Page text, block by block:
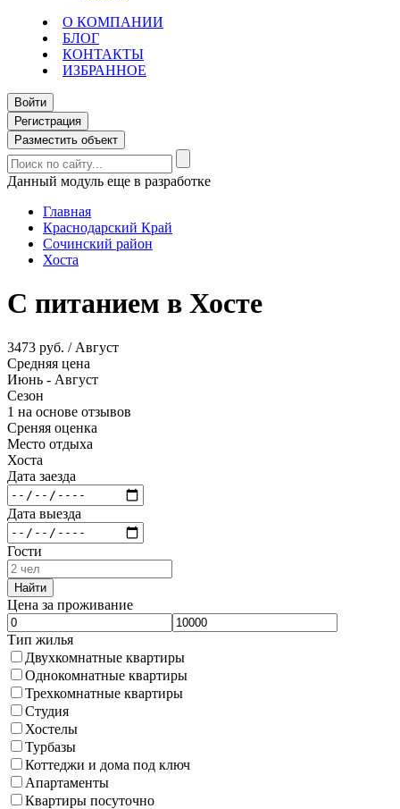
О КОМПАНИИ
БЛОГ
КОНТАКТЫ
ИЗБРАННОЕ
Войти
Регистрация
Разместить объект
Данный модуль еще в разработке
Главная
Краснодарский Край
Сочинский район
Хоста
С питанием в Хосте
3473 руб. / Август
Средняя цена
Июнь - Август
Сезон
1 на основе отзывов
Среняя оценка
Место отдыха
Хоста
Дата заезда
Дата выезда
Гости
Найти
Цена за проживание
Тип жилья
Двухкомнатные квартиры
Однокомнатные квартиры
Трехкомнатные квартиры
Студия
Хостелы
Турбазы
Коттеджи и дома под ключ
Апартаменты
Квартиры посуточно